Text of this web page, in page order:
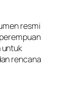
resmi
untuk
rencana